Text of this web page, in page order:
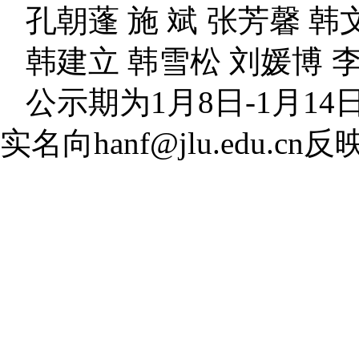
孔朝蓬 施 斌 张芳馨 韩
韩建立 韩雪松 刘媛博
公示期为1月8日-1月14
实名向hanf@jlu.edu.cn反